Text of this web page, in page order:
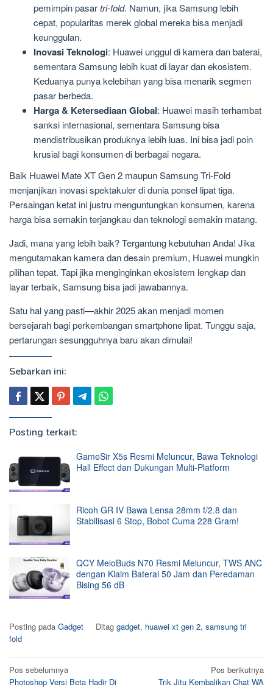
pemimpin pasartri-fold. Namun, jika Samsung lebih
cepat, popularitas merek global mereka bisa menjadi
keunggulan.
Inovasi Teknologi: Huawei unggul di kamera dan baterai,
sementara Samsung lebih kuat di layar dan ekosistem.
Keduanya punya kelebihan yang bisa menarik segmen
pasar berbeda.
Harga & Ketersediaan Global: Huawei masih terhambat
sanksi internasional, sementara Samsung bisa
mendistribusikan produknya lebih luas. Ini bisa jadi poin
krusial bagi konsumen di berbagai negara.
Baik Huawei Mate XT Gen 2 maupun Samsung Tri-Fold
menjanjikan inovasi spektakuler di dunia ponsel lipat tiga.
Persaingan ketat ini justru menguntungkan konsumen, karena
harga bisa semakin terjangkau dan teknologi semakin matang.
Jadi, mana yang lebih baik? Tergantung kebutuhan Anda! Jika
mengutamakan kamera dan desain premium, Huawei mungkin
pilihan tepat. Tapi jika menginginkan ekosistem lengkap dan
layar terbaik, Samsung bisa jadi jawabannya.
Satu hal yang pasti—akhir 2025 akan menjadi momen
bersejarah bagi perkembangan smartphone lipat. Tunggu saja,
pertarungan sesungguhnya baru akan dimulai!
Sebarkan ini:
Posting terkait:
GameSir X5s Resmi Meluncur, Bawa Teknologi
Hall Effect dan Dukungan Multi-Platform
Ricoh GR IV Bawa Lensa 28mm f/2.8 dan
Stabilisasi 6 Stop, Bobot Cuma 228 Gram!
QCY MeloBuds N70 Resmi Meluncur, TWS ANC
dengan Klaim Baterai 50 Jam dan Peredaman
Bising 56 dB
Posting pada Gadget Ditag gadget, huawei xt gen 2, samsung tri
fold
Navigasi
Pos sebelumnya
Photoshop Versi Beta Hadir Di
Pos berikutnya
Trik Jitu Kembalikan Chat WA